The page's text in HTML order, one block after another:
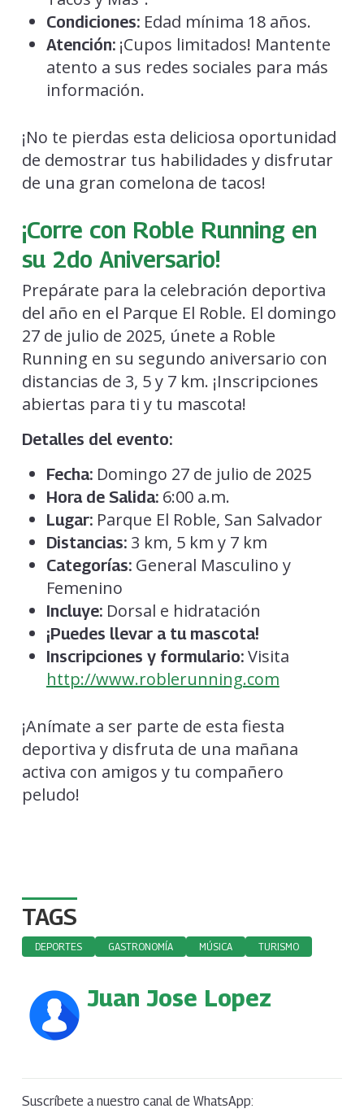
Condiciones:Edad mínima 18 años.
Atención:¡Cupos limitados! Mantente
atento a sus redes sociales para más
información.
¡No te pierdas esta deliciosa oportunidad
de demostrar tus habilidades y disfrutar
de una gran comelona de tacos!
¡Corre con Roble Running en
su 2do Aniversario!
Prepárate para la celebración deportiva
del año en el Parque El Roble. El domingo
27 de julio de 2025, únete a Roble
Running en su segundo aniversario con
distancias de 3, 5 y 7 km. ¡Inscripciones
abiertas para ti y tu mascota!
Detalles del evento:
Fecha:Domingo 27 de julio de 2025
Hora de Salida:6:00 a.m.
Lugar:Parque El Roble, San Salvador
Distancias:3 km, 5 km y 7 km
Categorías:General Masculino y
Femenino
Incluye:Dorsal e hidratación
¡Puedes llevar a tu mascota!
Inscripciones y formulario:Visita
http://www.roblerunning.com
¡Anímate a ser parte de esta fiesta
deportiva y disfruta de una mañana
activa con amigos y tu compañero
peludo!
TAGS
DEPORTES GASTRONOMÍA MÚSICA TURISMO
Juan Jose Lopez
Suscríbete a nuestro canal de WhatsApp: